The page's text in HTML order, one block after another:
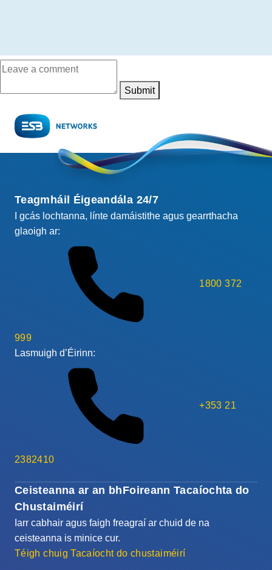
Submit
Ceisteanna ar an bhFoireann Tacaíochta do
Chustaiméirí
Iarr cabhair agus faigh freagraí ar chuid de na
ceisteanna is minice cur.
Téigh chuig Tacaíocht do chustaiméirí
Teagmháil Éigeandála 24/7
I gcás lochtanna, línte damáistithe agus gearrthacha
glaoigh ar:
1800 372
999
Lasmuigh d’Éirinn:
+353 21
2382410